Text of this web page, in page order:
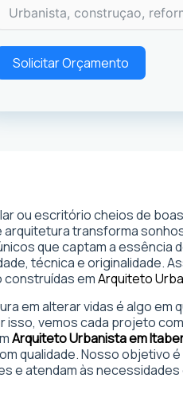
Solicitar Orçamento
ou escritório cheios de
transforma
que captam a essência de
técnica e originalidade.
construídas emArquiteto
em alterar vidas é algo em
isso, vemos cada projeto
Arquiteto Urbanista em
qualidade. Nosso objetivo
e atendam às